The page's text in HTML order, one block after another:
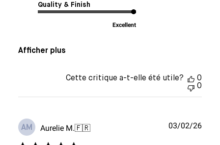
Quality & Finish
Excellent
Afficher plus
Cette critique a-t-elle été utile?
0
0
AM Aurelie M.🇫🇷
Date
03/02/26